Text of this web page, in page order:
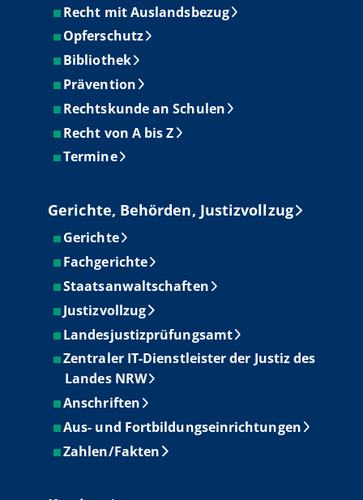
Recht mit Auslandsbezug
Opferschutz
Bibliothek
Prävention
Rechtskunde an Schulen
Recht von A bis Z
Termine
Gerichte, Behörden, Justizvollzug
Gerichte
Fachgerichte
Staatsanwaltschaften
Justizvollzug
Landesjustizprüfungsamt
Zentraler IT-Dienstleister der Justiz des
Landes NRW
Anschriften
Aus- und Fortbildungseinrichtungen
Zahlen/Fakten